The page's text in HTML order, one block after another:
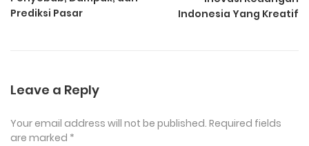
Prediksi Pasar
Indonesia Yang Kreatif
Leave a Reply
Your email address will not be published. Required fields
are marked *